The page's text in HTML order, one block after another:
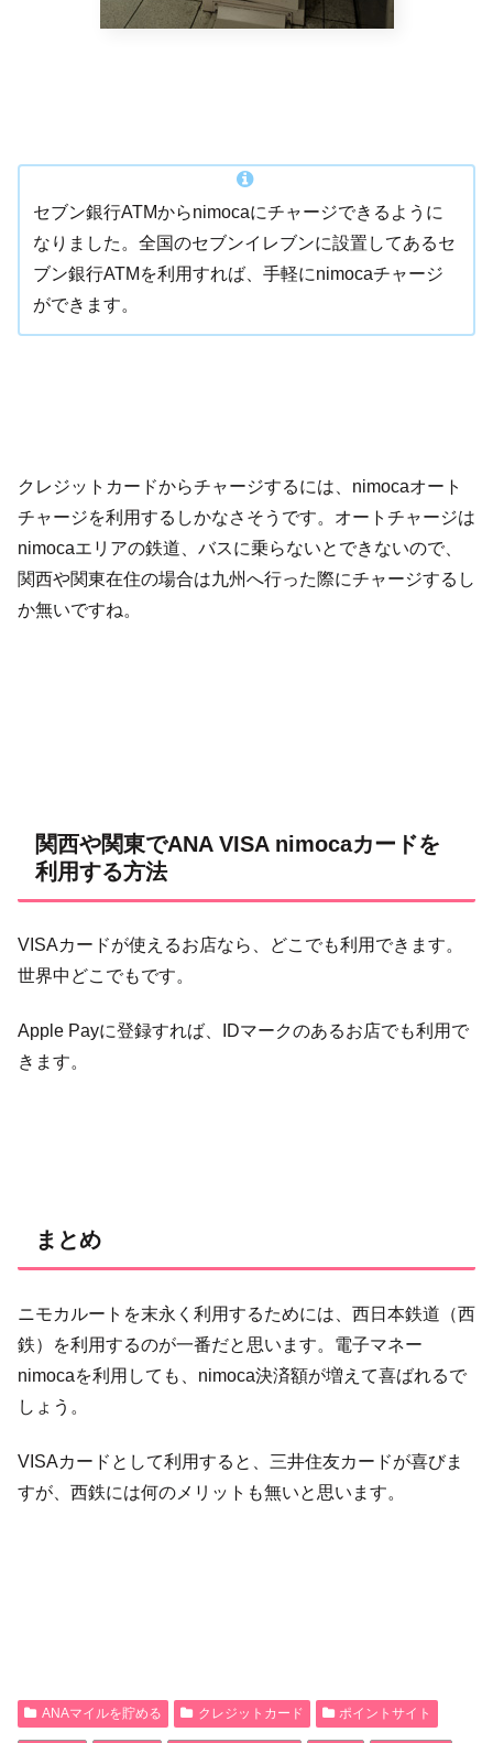
セブン銀行ATMからnimocaにチャージできるように
なりました。全国のセブンイレブンに設置してあるセ
ブン銀行ATMを利用すれば、手軽にnimocaチャージ
ができます。
クレジットカードからチャージするには、nimocaオート
チャージを利用するしかなさそうです。オートチャージは
nimocaエリアの鉄道、バスに乗らないとできないので、
関西や関東在住の場合は九州へ行った際にチャージするし
か無いですね。
関西や関東でANA VISA nimocaカードを
利用する方法
VISAカードが使えるお店なら、どこでも利用できます。
世界中どこでもです。
Apple Payに登録すれば、IDマークのあるお店でも利用で
きます。
まとめ
ニモカルートを末永く利用するためには、西日本鉄道（西
鉄）を利用するのが一番だと思います。電子マネー
nimocaを利用しても、nimoca決済額が増えて喜ばれるで
しょう。
VISAカードとして利用すると、三井住友カードが喜びま
すが、西鉄には何のメリットも無いと思います。
ANAマイルを貯める クレジットカード ポイントサイト